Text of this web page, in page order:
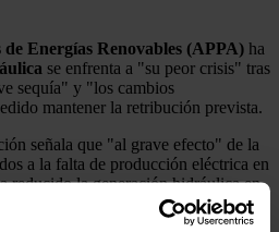
de Energías Renovables (APPA) ha
se enfrenta a "su peor crisis" tras
sequía" y "los cambios
mantener la retribución prevista.
señala que "al grave efecto" de la
a la falta de producción eléctrica en
reducido la generación hidráulica en
anterior, se suma "la posible e injusta